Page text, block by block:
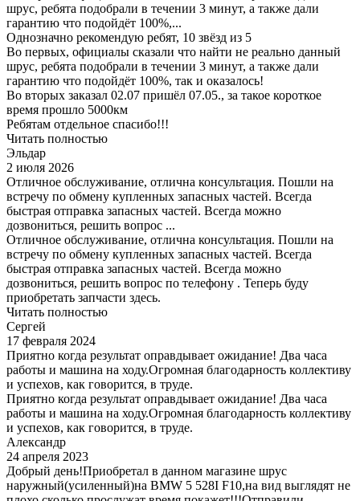
шрус, ребята подобрали в течении 3 минут, а также дали
гарантию что подойдёт 100%,...
Однозначно рекомендую ребят, 10 звёзд из 5
Во первых, официалы сказали что найти не реально данный
шрус, ребята подобрали в течении 3 минут, а также дали
гарантию что подойдёт 100%, так и оказалось!
Во вторых заказал 02.07 пришёл 07.05., за такое короткое
время прошло 5000км
Ребятам отдельное спасибо!!!
Читать полностью
Эльдар
2 июля 2026
Отличное обслуживание, отлична консультация. Пошли на
встречу по обмену купленных запасных частей. Всегда
быстрая отправка запасных частей. Всегда можно
дозвониться, решить вопрос ...
Отличное обслуживание, отлична консультация. Пошли на
встречу по обмену купленных запасных частей. Всегда
быстрая отправка запасных частей. Всегда можно
дозвониться, решить вопрос по телефону . Теперь буду
приобретать запчасти здесь.
Читать полностью
Сергей
17 февраля 2024
Приятно когда результат оправдывает ожидание! Два часа
работы и машина на ходу.Огромная благодарность коллективу
и успехов, как говорится, в труде.
Приятно когда результат оправдывает ожидание! Два часа
работы и машина на ходу.Огромная благодарность коллективу
и успехов, как говорится, в труде.
Александр
24 апреля 2023
Добрый день!Приобретал в данном магазине шрус
наружный(усиленный)на BMW 5 528I F10,на вид выглядят не